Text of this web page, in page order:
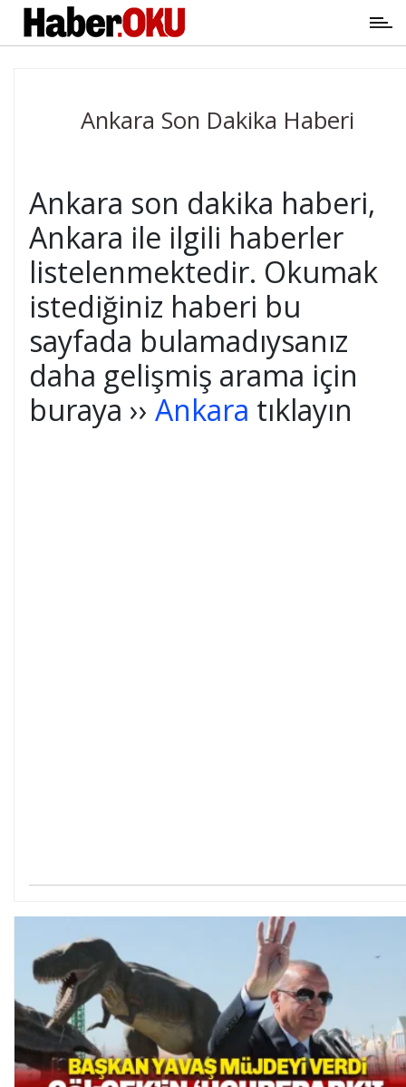
Ankara Son Dakika Haberi
Ankara son dakika haberi,
Ankara ile ilgili haberler
listelenmektedir. Okumak
istediğiniz haberi bu
sayfada bulamadıysanız
daha gelişmiş arama için
buraya ›› Ankara tıklayın